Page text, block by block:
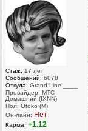
Стаж: 17 лет
Сообщений: 6078
Откуда: Grand Line ____
Провайдер: МТС
Домашний (IXNN)
Пол: Otoko (M)
Он-лайн: Нет
Карма: +1.12